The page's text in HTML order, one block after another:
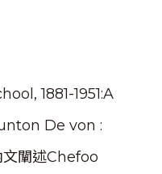
1881-1951:A
De von :
闡述Chefoo